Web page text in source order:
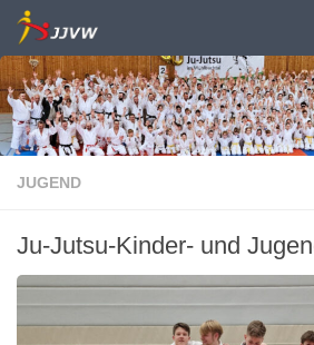
Zum Inhalt springen
JUGEND
Ju-Jutsu-Kinder- und